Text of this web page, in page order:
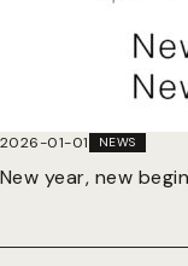
2026-01-01 NEWS
New year, new